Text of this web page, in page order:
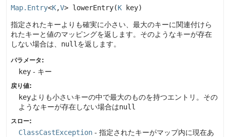
Map.Entry<K,V> lowerEntry(K key)
指定されたキーよりも確実に小さい、最大のキーに関連付けら
れたキーと値のマッピングを返します。そのようなキーが存在
しない場合は、 null を返します。
パラメータ:
key - キー
戻り値:
keyよりも小さいキーの中で最大のものを持つエントリ。その
ようなキーが存在しない場合はnull
スロー:
ClassCastException - 指定されたキーがマップ内に現在あ